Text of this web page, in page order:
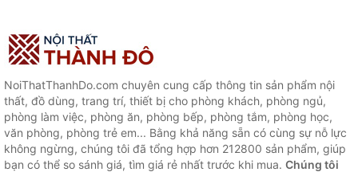
NoiThatThanhDo.com chuyên cung cấp thông tin sản phẩm nội
thất, đồ dùng, trang trí, thiết bị cho phòng khách, phòng ngủ,
phòng làm việc, phòng ăn, phòng bếp, phòng tắm, phòng học,
văn phòng, phòng trẻ em... Bằng khả năng sẵn có cùng sự nỗ lực
không ngừng, chúng tôi đã tổng hợp hơn 212800 sản phẩm, giúp
bạn có thể so sánh giá, tìm giá rẻ nhất trước khi mua. Chúng tôi